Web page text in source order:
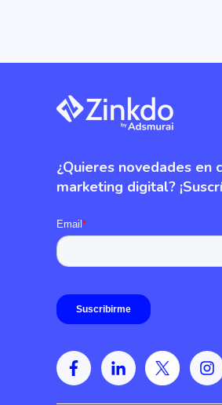
¿Quieres novedades en
marketing digital?